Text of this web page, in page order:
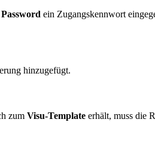
Password ein Zugangskennwort
hinzugefügt.
zum Visu-Template erhält, muss die